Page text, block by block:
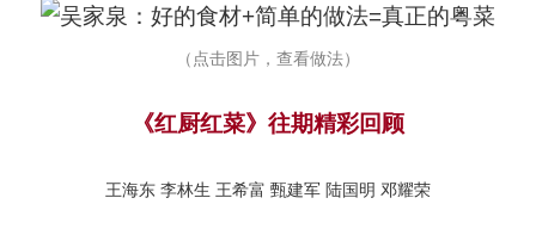
（点击图片，查看做法）
《红厨红菜》往期精彩回顾
王海东 李林生 王希富 甄建军 陆国明 邓耀荣